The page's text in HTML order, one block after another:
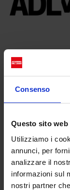
Consenso
Questo sito
Utilizziamo i
annunci, per
analizzare il
informazioni sul
nostri partner
leon dame